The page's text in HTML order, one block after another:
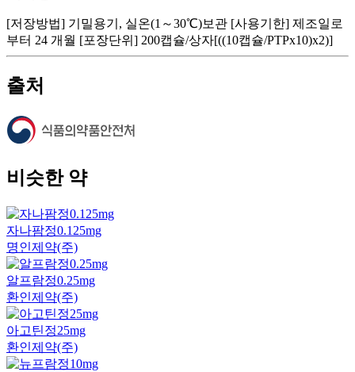
[저장방법] 기밀용기, 실온(1～30℃)보관 [사용기한] 제조일로
부터 24 개월 [포장단위] 200캡슐/상자[((10캡슐/PTPx10)x2)]
출처
비슷한 약
자나팜정0.125mg
명인제약(주)
알프람정0.25mg
환인제약(주)
아고틴정25mg
환인제약(주)